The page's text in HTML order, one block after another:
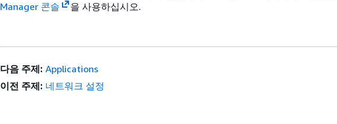
Manager 콘솔
을 사용하십시오.
다음 주제: Applications
이전 주제: 네트워크 설정